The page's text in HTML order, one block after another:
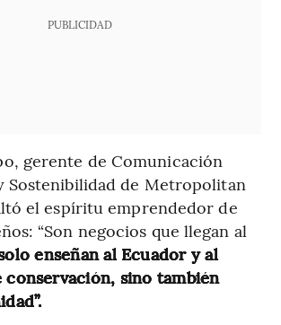
PUBLICIDAD
gerente de Comunicación
Sostenibilidad de Metropolitan
el espíritu emprendedor de
“Son negocios que llegan al
enseñan al Ecuador y al
conservación, sino también